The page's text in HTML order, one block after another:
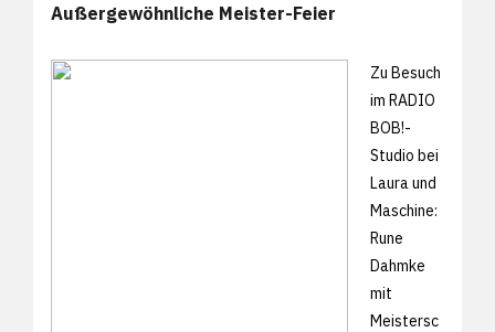
Außergewöhnliche Meister-Feier
Zu Besuch
im RADIO
BOB!-
Studio bei
Laura und
Maschine:
Rune
Dahmke
mit
Meistersc